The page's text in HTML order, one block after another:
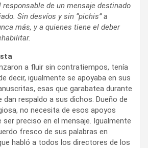
responsable de un mensaje destinado
Sin desvíos y sin “pichis” a
más, y a quienes tiene el deber
a fluir sin contratiempos, tenía
decir, igualmente se apoyaba en sus
esas que garabatea durante
dan respaldo a sus dichos. Dueño de
no necesita de esos apoyos
ser preciso en el mensaje. Igualmente
fresco de sus palabras en
habló a todos los directores de los